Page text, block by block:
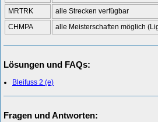
MRTRK
alle Strecken verfügbar
CHMPA
alle Meisterschaften möglich
Lösungen und FAQs:
Bleifuss 2 (e)
Fragen und Antworten: